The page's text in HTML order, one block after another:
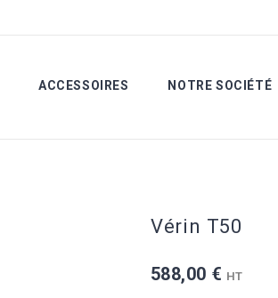
ACCESSOIRES NOTRE SOCIÉTÉ
Vérin T50
588,00 € HT